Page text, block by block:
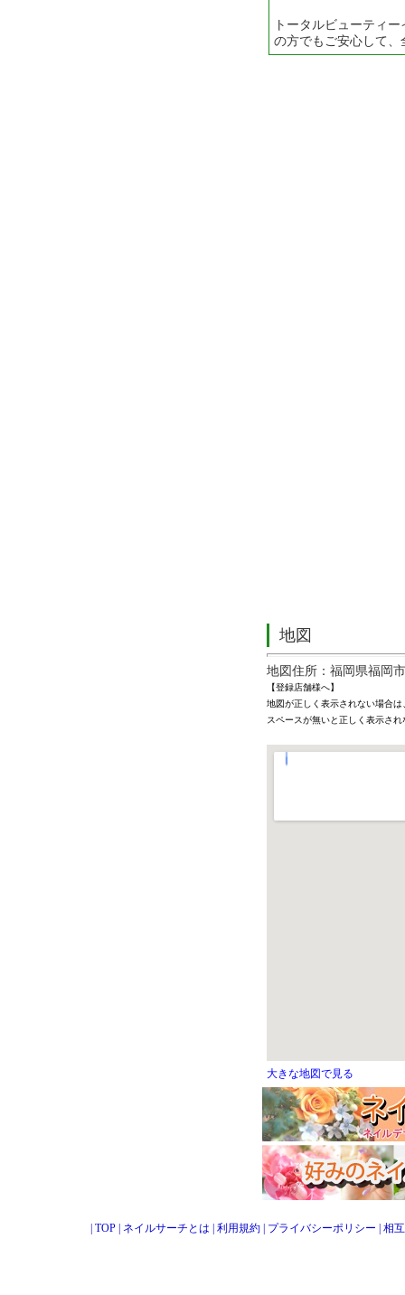
トータルビューティ
の方でもご安心して
地図
地図住所：福岡県福岡
【登録店舗様へ】
地図が正しく表示されない場合
スペースが無いと正しく表示さ
大きな地図で見る
TOP ネイルサーチとは 利用規約 プライバシーポリシー 相